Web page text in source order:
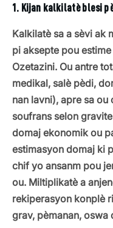
1. Kijan kalkilatè blesi
Kalkilatè sa a sèvi
pi aksepte pou
Ozetazini. Ou antre
medikal, salè pèdi,
nan lavni), apre sa
soufrans selon
domaj ekonomik ou
estimasyon domaj ki
chif yo ansanm pou
ou. Miltiplikatè a
rekiperasyon konplè
grav, pèmanan, oswa